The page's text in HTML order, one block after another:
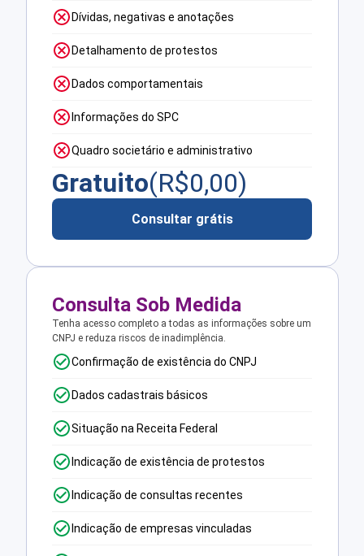
Dívidas, negativas e anotações
Detalhamento de protestos
Dados comportamentais
Informações do SPC
Quadro societário e administrativo
Gratuito(R$0,00)
Consultar grátis
Consulta Sob Medida
Tenha acesso completo a todas as informações sobre um
CNPJ e reduza riscos de inadimplência.
Confirmação de existência do CNPJ
Dados cadastrais básicos
Situação na Receita Federal
Indicação de existência de protestos
Indicação de consultas recentes
Indicação de empresas vinculadas